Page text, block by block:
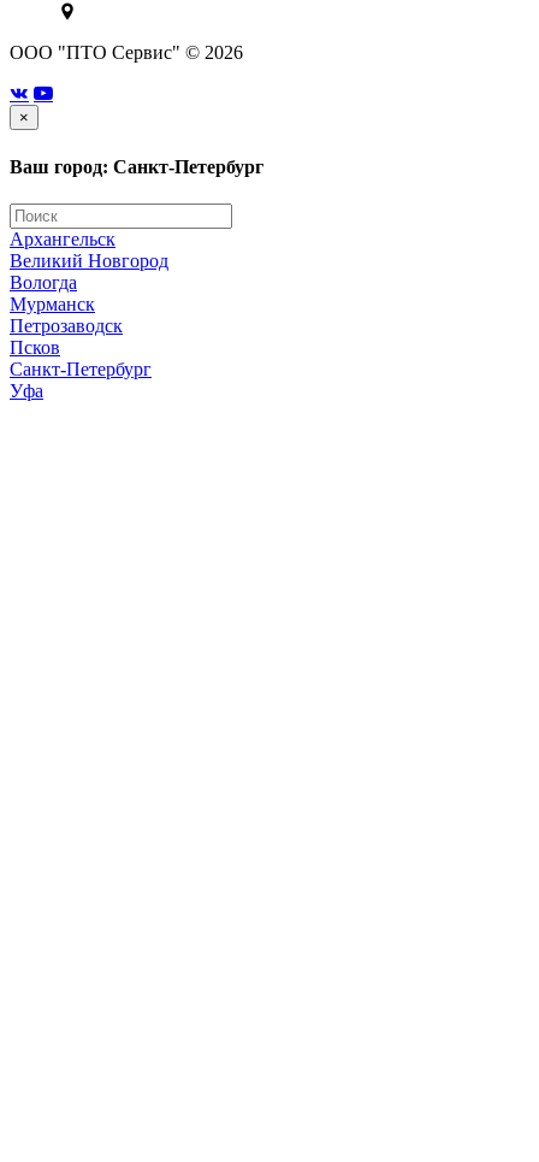
ООО "ПТО Сервис" © 2026
×
Ваш город: Санкт-Петербург
Архангельск
Великий Новгород
Вологда
Мурманск
Петрозаводск
Псков
Санкт-Петербург
Уфа